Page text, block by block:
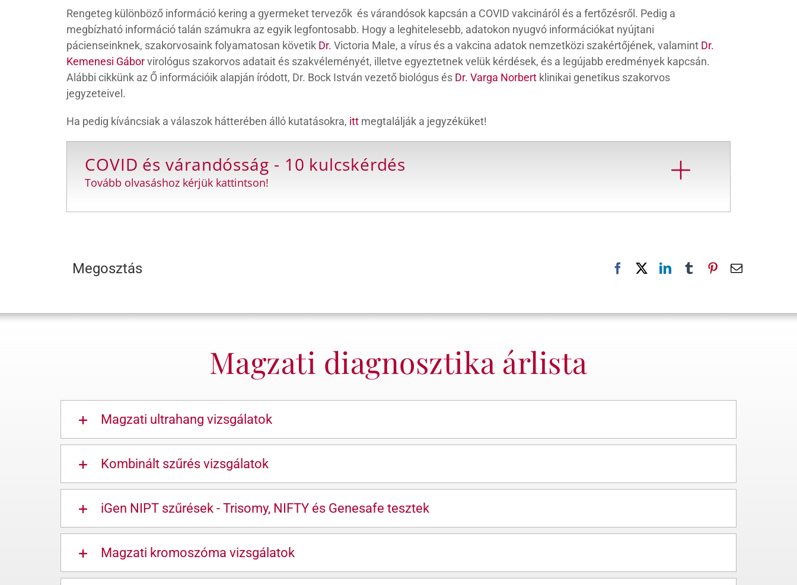
Rengeteg különböző információ kering a gyermeket tervezők és várandósok kapcsán a COVID vakcináról és a fertőzésről. Pedig a
megbízható információ talán számukra az egyik legfontosabb. Hogy a leghitelesebb, adatokon nyugvó információkat nyújtani
pácienseinknek, szakorvosaink folyamatosan követik Dr. Victoria Male, a vírus és a vakcina adatok nemzetközi szakértőjének, valamint Dr.
Kemenesi Gáborvirológus szakorvos adatait és szakvéleményét, illetve egyeztetnek velük kérdések, és a legújabb eredmények kapcsán.
Alábbi cikkünk az Ő információik alapján íródott, Dr. Bock István vezető biológus és Dr. Varga Norbertklinikai genetikus szakorvos
jegyzeteivel.
Ha pedig kíváncsiak a válaszok hátterében álló kutatásokra, ittmegtalálják a jegyzéküket!
COVID és várandósság - 10 kulcskérdés
Tovább olvasáshoz kérjük kattintson!
Megosztás
Magzati diagnosztika árlista
Magzati ultrahang vizsgálatok
Kombinált szűrés vizsgálatok
iGen NIPT szűrések - Trisomy, NIFTY és Genesafe tesztek
Magzati kromoszóma vizsgálatok